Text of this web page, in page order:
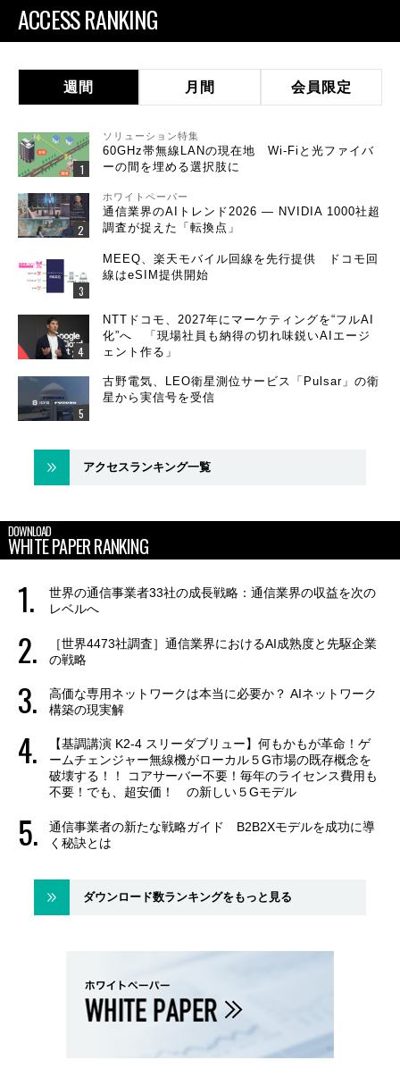
ACCESS RANKING
週間 月間 会員限定
ソリューション特集
60GHz帯無線LANの現在地 Wi-Fiと光ファイバ
ーの間を埋める選択肢に
ホワイトペーパー
通信業界のAIトレンド2026 ― NVIDIA 1000社超
調査が捉えた「転換点」
MEEQ、楽天モバイル回線を先行提供 ドコモ回
線はeSIM提供開始
NTTドコモ、2027年にマーケティングを“フルAI
化”へ 「現場社員も納得の切れ味鋭いAIエージ
ェント作る」
古野電気、LEO衛星測位サービス「Pulsar」の衛
星から実信号を受信
アクセスランキング一覧
DOWNLOAD
WHITE PAPER RANKING
世界の通信事業者33社の成長戦略：通信業界の収益を次の
レベルへ
［世界4473社調査］通信業界におけるAI成熟度と先駆企業
の戦略
高価な専用ネットワークは本当に必要か？ AIネットワーク
構築の現実解
【基調講演 K2-4 スリーダブリュー】何もかもが革命！ゲ
ームチェンジャー無線機がローカル５G市場の既存概念を
破壊する！！ コアサーバー不要！毎年のライセンス費用も
不要！でも、超安価！ の新しい５Gモデル
通信事業者の新たな戦略ガイド B2B2Xモデルを成功に導
く秘訣とは
ダウンロード数ランキングをもっと見る